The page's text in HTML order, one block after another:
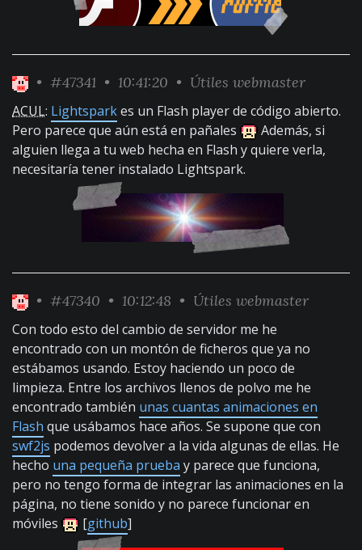
• #47341 • 10:41:20 • Útiles webmaster
ACUL: Lightsparkes un Flash player de código abierto.
Pero parece que aún está en pañales
Además, si
alguien llega a tu web hecha en Flash y quiere verla,
necesitaría tener instalado Lightspark.
• #47340 • 10:12:48 • Útiles webmaster
Con todo esto del cambio de servidor me he
encontrado con un montón de ficheros que ya no
estábamos usando. Estoy haciendo un poco de
limpieza. Entre los archivos llenos de polvo me he
encontrado también unas cuantas animaciones en
Flash que usábamos hace años. Se supone que con
swf2js podemos devolver a la vida algunas de ellas. He
hecho una pequeña prueba y parece que funciona,
pero no tengo forma de integrar las animaciones en la
página, no tiene sonido y no parece funcionar en
móviles
[github]